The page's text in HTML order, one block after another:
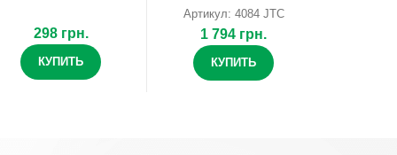
298 грн.
КУПИТЬ
Артикул: 4084 JTC
1 794 грн.
КУПИТЬ